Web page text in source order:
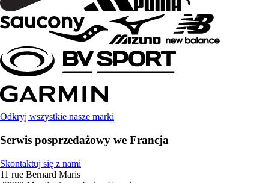
Odkryj wszystkie nasze marki
Serwis posprzedażowy we Francja
Skontaktuj się z nami
11 rue Bernard Maris